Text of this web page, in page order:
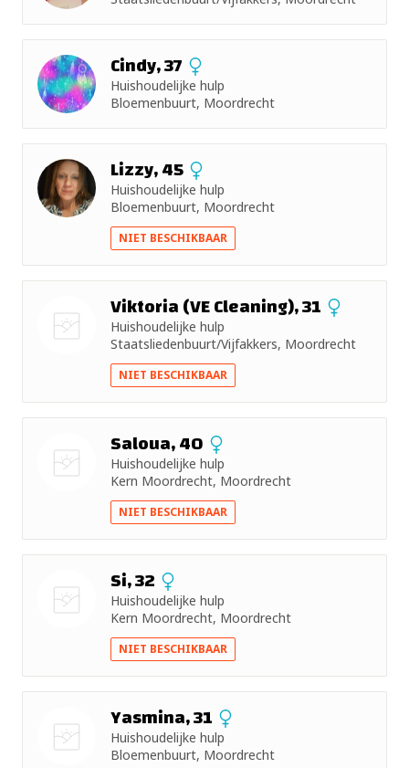
Cindy, 37
Huishoudelijke hulp
Bloemenbuurt, Moordrecht
Lizzy, 45
Huishoudelijke hulp
Bloemenbuurt, Moordrecht
NIET BESCHIKBAAR
Viktoria (VE Cleaning), 31
Huishoudelijke hulp
Staatsliedenbuurt/Vijfakkers, Moordrecht
NIET BESCHIKBAAR
Saloua, 40
Huishoudelijke hulp
Kern Moordrecht, Moordrecht
NIET BESCHIKBAAR
Si, 32
Huishoudelijke hulp
Kern Moordrecht, Moordrecht
NIET BESCHIKBAAR
Yasmina, 31
Huishoudelijke hulp
Bloemenbuurt, Moordrecht